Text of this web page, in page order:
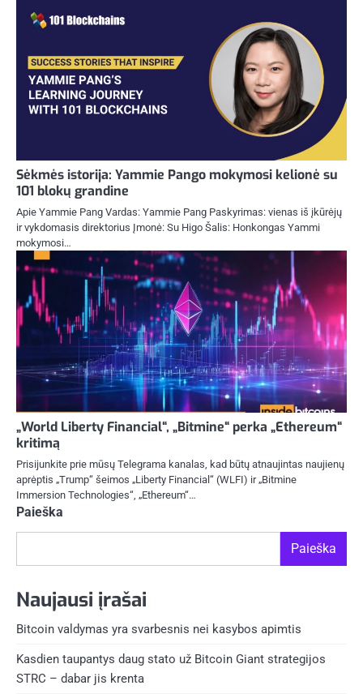
Sėkmės istorija: Yammie Pango mokymosi kelionė su
101 blokų grandine
Apie Yammie Pang Vardas: Yammie Pang Paskyrimas: vienas iš įkūrėjų
ir vykdomasis direktorius Įmonė: Su Higo Šalis: Honkongas Yammi
mokymosi…
„World Liberty Financial“, „Bitmine“ perka „Ethereum“
kritimą
Prisijunkite prie mūsų Telegrama kanalas, kad būtų atnaujintas naujienų
aprėptis „Trump“ šeimos „Liberty Financial“ (WLFI) ir „Bitmine
Immersion Technologies“, „Ethereum“…
Paieška
Paieška
Naujausi įrašai
Bitcoin valdymas yra svarbesnis nei kasybos apimtis
Kasdien taupantys daug stato už Bitcoin Giant strategijos
STRC – dabar jis krenta